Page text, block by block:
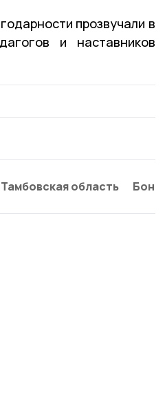
прозвучали в
и наставников
Тамбовская область